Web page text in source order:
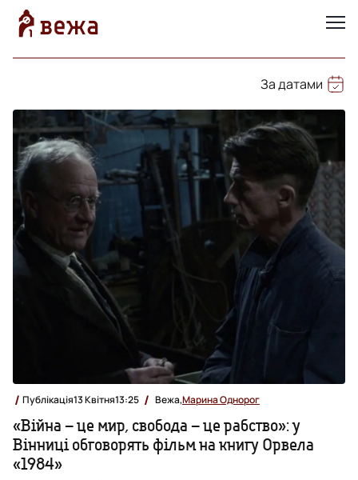
За датами
Публікація13 Квітня13:25 Вежа,Марина Однорог
«Війна – це мир, свобода – це рабство»: у
Вінниці обговорять фільм на книгу Орвела
«1984»